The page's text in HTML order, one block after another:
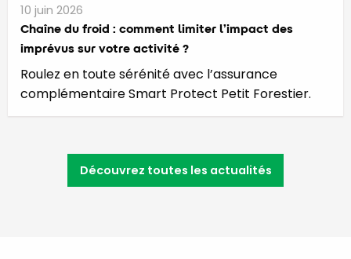
10 juin 2026
Chaîne du froid : comment limiter l’impact des
imprévus sur votre activité ?
Roulez en toute sérénité avec l’assurance
complémentaire Smart Protect Petit Forestier.
Découvrez toutes les actualités